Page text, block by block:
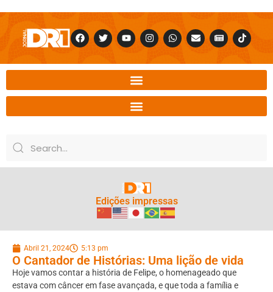
Edições impressas
Abril 21, 2024 5:13 pm
O Cantador de Histórias: Uma lição de vida
Hoje vamos contar a história de Felipe, o homenageado que
estava com câncer em fase avançada, e que toda a família e